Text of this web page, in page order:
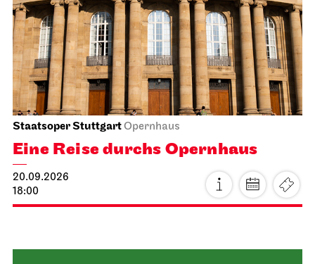
Staatsoper StuttgartOpernhaus
Eine Reise durchs Opernhaus
20.09.2026
18:00